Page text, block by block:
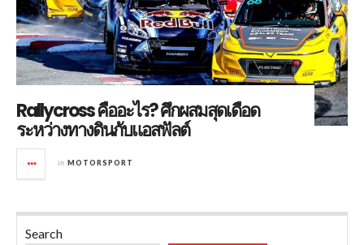
Rallycross คืออะไร? ศึกผสมสุดเดือด
ระหว่างทางดินกับแอสฟัลต์
in MOTORSPORT
Search